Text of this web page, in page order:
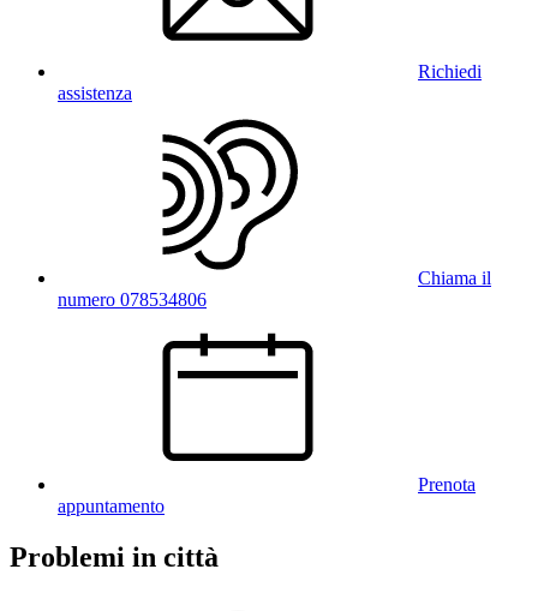
Richiedi
assistenza
Chiama il
numero 078534806
Prenota
appuntamento
Problemi in città